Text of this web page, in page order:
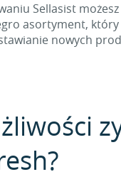
Sellasist
asortyment,
nowych